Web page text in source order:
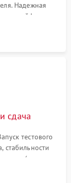
Надежная
и шлейфов к
люка и
сдача
тестового
стабильности
(откачка
стуков или